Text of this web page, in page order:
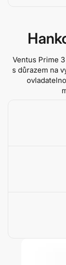
Ventus Prime
s důrazem na